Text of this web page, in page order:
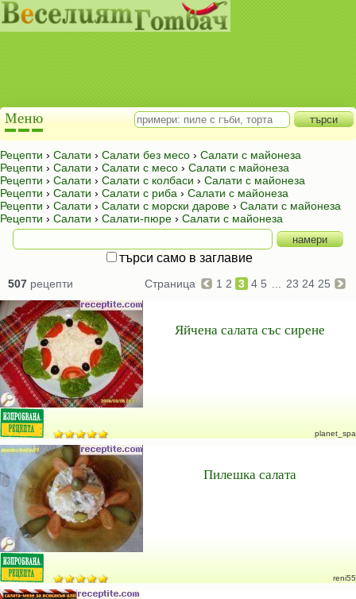
Рецепти › Салати › Салати без месо › Салати с майонеза
Рецепти › Салати › Салати с месо › Салати с майонеза
Рецепти › Салати › Салати с колбаси › Салати с майонеза
Рецепти › Салати › Салати с риба › Салати с майонеза
Рецепти › Салати › Салати с морски дарове › Салати с майонеза
Рецепти › Салати › Салати-пюре › Салати с майонеза
търси само в заглавие
507 рецепти Страница 1 2 3 4 5 23 24 25
Яйчена салата със сирене
planet_spa
Пилешка салата
reni55